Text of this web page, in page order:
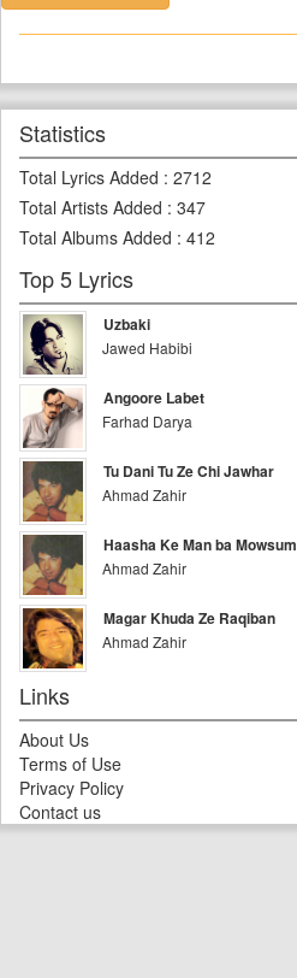
Statistics
Total Lyrics Added : 2712
Total Artists Added : 347
Total Albums Added : 412
Top 5 Lyrics
Uzbaki
Jawed Habibi
Angoore Labet
Farhad Darya
Tu Dani Tu Ze Chi Jawhar
Ahmad Zahir
Haasha Ke Man ba Mowsum
Ahmad Zahir
Magar Khuda Ze Raqiban
Ahmad Zahir
Links
About Us
Terms of Use
Privacy Policy
Contact us